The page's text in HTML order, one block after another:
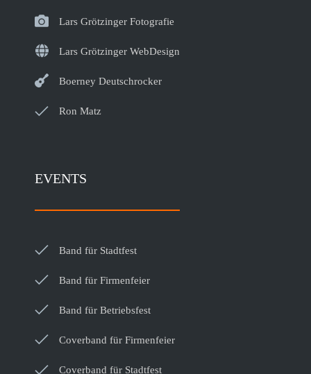
Lars Grötzinger Fotografie
Lars Grötzinger WebDesign
Boerney Deutschrocker
Ron Matz
EVENTS
Band für Stadtfest
Band für Firmenfeier
Band für Betriebsfest
Coverband für Firmenfeier
Coverband für Stadtfest